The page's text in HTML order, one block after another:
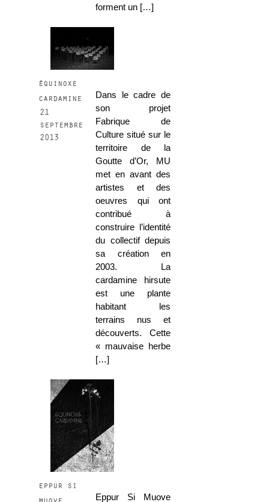
forment un […]
équinoxe
cardamine
21
septembre
2013
Dans le cadre de
son projet
Fabrique de
Culture situé sur le
territoire de la
Goutte d’Or, MU
met en avant des
artistes et des
oeuvres qui ont
contribué à
construire l’identité
du collectif depuis
sa création en
2003. La
cardamine hirsute
est une plante
habitant les
terrains nus et
découverts. Cette
« mauvaise herbe
[…]
eppur si
Eppur Si Muove